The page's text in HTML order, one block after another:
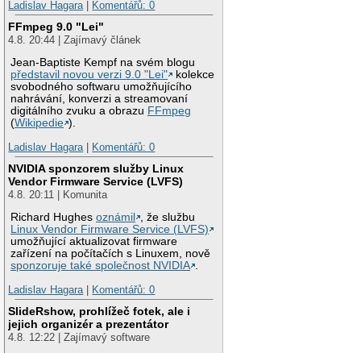
Ladislav Hagara| Komentářů: 0
FFmpeg 9.0 "Lei"
4.8. 20:44 | Zajímavý článek
Jean-Baptiste Kempf na svém blogu
představil novou verzi 9.0 "Lei"
kolekce
svobodného softwaru umožňujícího
nahrávání, konverzi a streamovaní
digitálního zvuku a obrazu FFmpeg
(Wikipedie ).
Ladislav Hagara| Komentářů: 0
NVIDIA sponzorem služby Linux
Vendor Firmware Service (LVFS)
4.8. 20:11 | Komunita
Richard Hughesoznámil
, že službu
Linux Vendor Firmware Service (LVFS)
umožňující aktualizovat firmware
zařízení na počítačích s Linuxem, nově
sponzoruje také společnost NVIDIA .
Ladislav Hagara| Komentářů: 0
SlideRshow, prohlížeč fotek, ale i
jejich organizér a prezentátor
4.8. 12:22 | Zajímavý software